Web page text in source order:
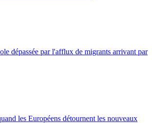
dépassée par l'afflux de migrants arrivant par
les Européens détournent les nouveaux